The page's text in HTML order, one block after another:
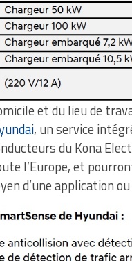
et du lieu de
, un service
du Kona
l’Europe, et
d’une application